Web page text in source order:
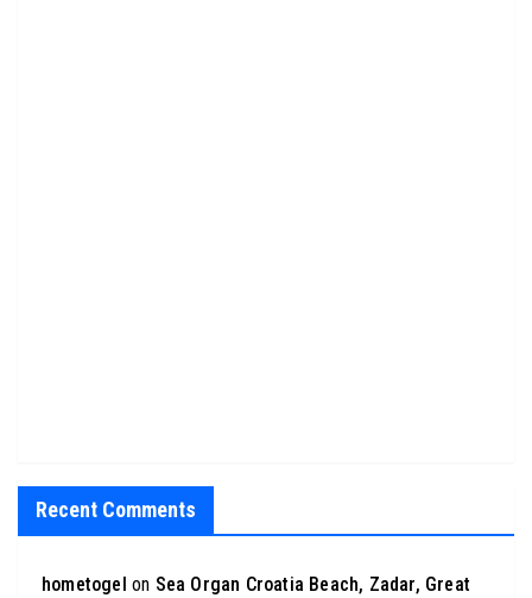
Recent Comments
hometogel on Sea Organ Croatia Beach, Zadar, Great